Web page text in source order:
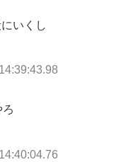
いくし